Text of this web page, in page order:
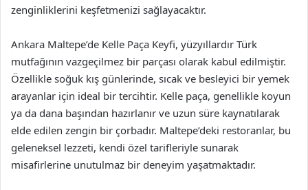
zenginliklerini keşfetmenizi sağlayacaktır.
Ankara Maltepe’de Kelle Paça Keyfi, yüzyıllardır Türk
mutfağının vazgeçilmez bir parçası olarak kabul edilmiştir.
Özellikle soğuk kış günlerinde, sıcak ve besleyici bir yemek
arayanlar için ideal bir tercihtir. Kelle paça, genellikle koyun
ya da dana başından hazırlanır ve uzun süre kaynatılarak
elde edilen zengin bir çorbadır. Maltepe’deki restoranlar, bu
geleneksel lezzeti, kendi özel tarifleriyle sunarak
misafirlerine unutulmaz bir deneyim yaşatmaktadır.